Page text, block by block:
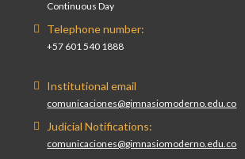
Continuous Day
Telephone number:
+57 601 540 1888
Institutional email
comunicaciones@gimnasiomoderno.edu.co
Judicial Notifications:
comunicaciones@gimnasiomoderno.edu.co